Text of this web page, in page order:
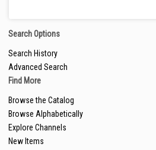
Search Options
Search History
Advanced Search
Find More
Browse the Catalog
Browse Alphabetically
Explore Channels
New Items